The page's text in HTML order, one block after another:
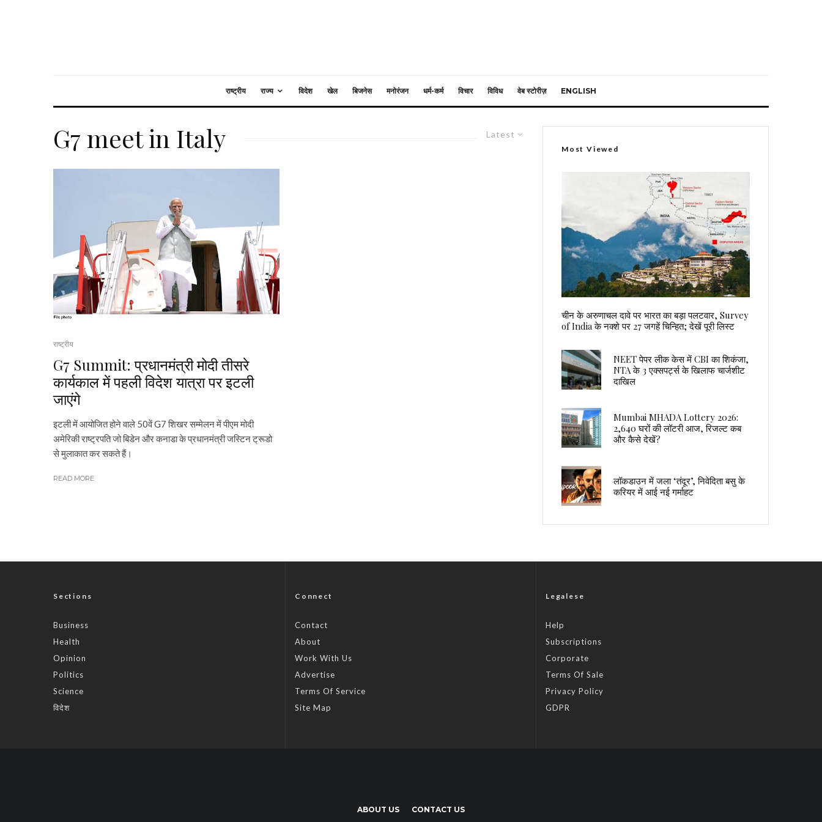
राष्ट्रीय राज्य विदेश खेल बिजनेस मनोरंजन धर्म-कर्म विचार विविध वेब स्टोरीज़ ENGLISH
Latest
G7 meet in Italy
राष्ट्रीय
G7 Summit: प्रधानमंत्री मोदी तीसरे
कार्यकाल में पहली विदेश यात्रा पर इटली
जाएंगे
इटली में आयोजित होने वाले 50वें G7 शिखर सम्मेलन में पीएम मोदी
अमेरिकी राष्ट्रपति जो बिडेन और कनाडा के प्रधानमंत्री जस्टिन ट्रूडो
से मुलाकात कर सकते हैं।
READ MORE
Most Viewed
चीन के अरुणाचल दावे पर भारत का बड़ा पलटवार, Survey
of India के नक्शे पर 27 जगहें चिन्हित; देखें पूरी लिस्ट
NEET पेपर लीक केस में CBI का शिकंजा,
NTA के 3 एक्सपर्ट्स के खिलाफ चार्जशीट
दाखिल
Mumbai MHADA Lottery 2026:
2,640 घरों की लॉटरी आज, रिजल्ट कब
और कैसे देखें?
लॉकडाउन में जला ‘तंदूर’, निवेदिता बसु के
करियर में आई नई गर्माहट
Sections
Business
Health
Opinion
Politics
Science
विदेश
Connect
Contact
About
Work With Us
Advertise
Terms Of Service
Site Map
Legalese
Help
Subscriptions
Corporate
Terms Of Sale
Privacy Policy
GDPR
ABOUT US CONTACT US